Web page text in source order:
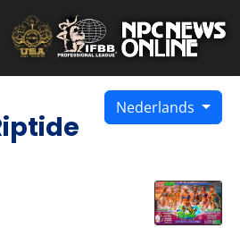
Nederlands